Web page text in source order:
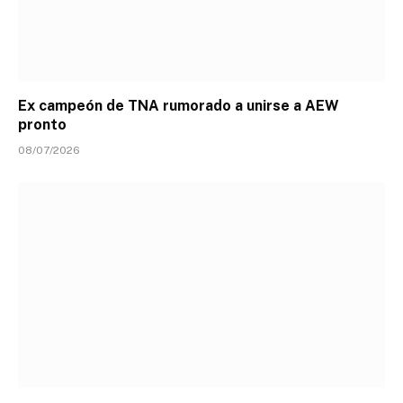
Ex campeón de TNA rumorado a unirse a AEW
pronto
08/07/2026